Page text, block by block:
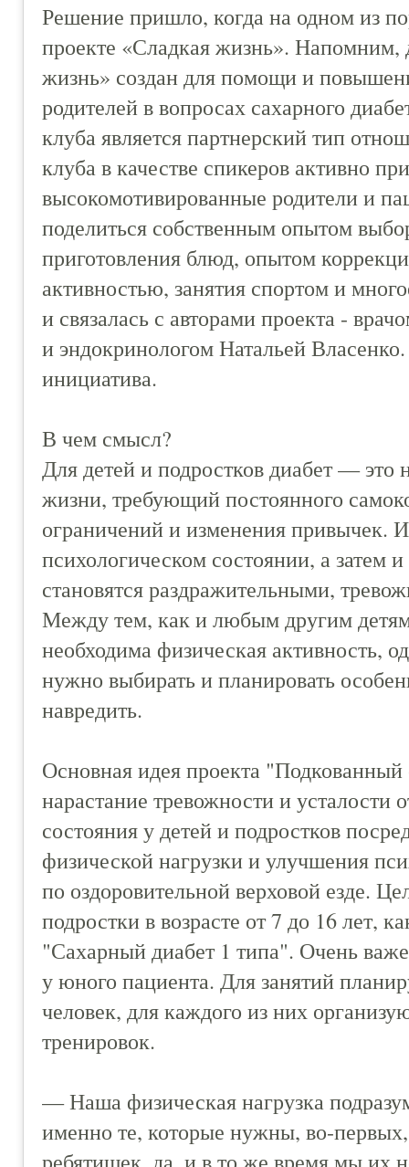
Решение пришло, когда на одном из
проекте «Сладкая жизнь».
жизнь» создан для помощи и
родителей в вопросах сахарного
клуба является партнерский тип
клуба в качестве спикеров активно
высокомотивированные родители и
поделиться собственным опытом
приготовления блюд, опытом
активностью, занятия спортом и
и связалась с авторами проекта -
и эндокринологом Натальей
инициатива.
В чем смысл?
Для детей и подростков диабет — это
жизни, требующий постоянного
ограничений и изменения привычек.
психологическом состоянии, а затем
становятся раздражительными,
Между тем, как и любым другим
необходима физическая активность,
нужно выбирать и планировать
навредить.
Основная идея проекта
нарастание тревожности и усталости
состояния у детей и подростков
физической нагрузки и улучшения
по оздоровительной верховой езде.
подростки в возрасте от 7 до 16 лет,
"Сахарный диабет 1 типа". Очень
у юного пациента. Для занятий
человек, для каждого из них
тренировок.
— Наша физическая нагрузка
именно те, которые нужны, во-первых,